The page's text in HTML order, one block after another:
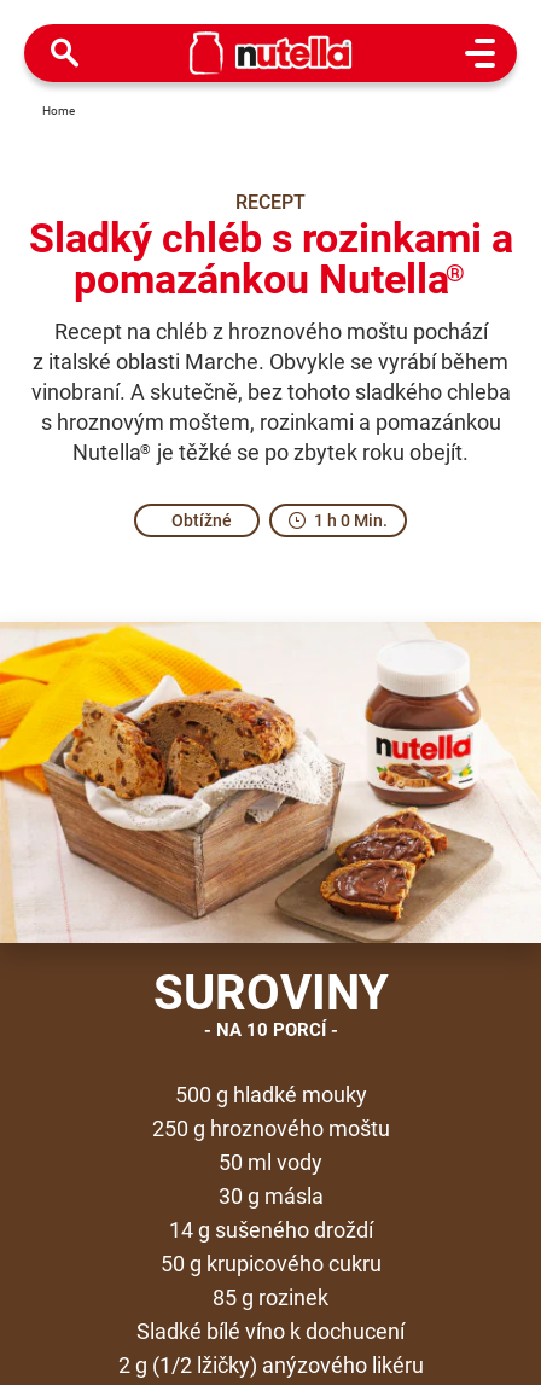
Open
Home
RECEPT
Sladký chléb s rozinkami a
pomazánkou Nutella®
Recept na chléb z hroznového moštu pochází
z italské oblasti Marche. Obvykle se vyrábí během
vinobraní. A skutečně, bez tohoto sladkého chleba
s hroznovým moštem, rozinkami a pomazánkou
Nutella® je těžké se po zbytek roku obejít.
Obtížné 1 h 0 Min.
Grape must bread is a recipe from the Marche region of
SUROVINY
NA 10 PORCÍ
500 g hladké mouky
250 g hroznového moštu
50 ml vody
30 g másla
14 g sušeného droždí
50 g krupicového cukru
85 g rozinek
Sladké bílé víno k dochucení
2 g (1/2 lžičky) anýzového likéru